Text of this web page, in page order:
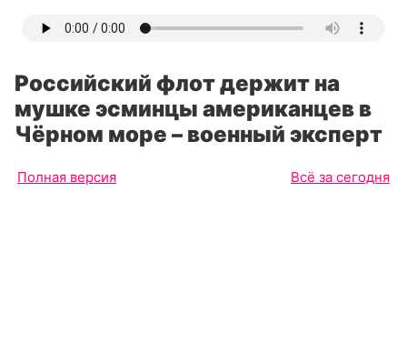
Российский флот держит на
мушке эсминцы американцев в
Чёрном море – военный эксперт
Полная версия Всё за сегодня